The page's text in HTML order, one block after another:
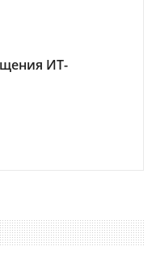
ИТ-